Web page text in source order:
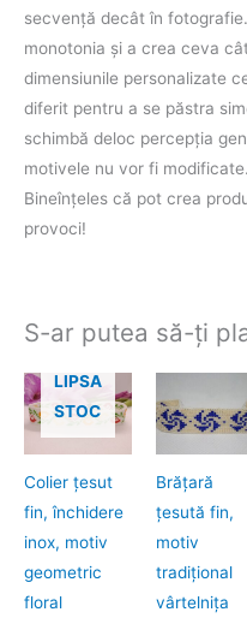
secvenţă decât în
monotonia şi a crea ceva
dimensiunile personalizate
diferit pentru a se păstra
schimbă deloc percepţia
motivele nu vor fi modificate.
Bineînţeles că pot crea
provoci!
S-ar putea să-ți
LIPSA
STOC
Colier ţesut
fin, închidere
inox, motiv
geometric
floral
Brăţară
ţesută fin,
motiv
tradiţional
vârtelniţa